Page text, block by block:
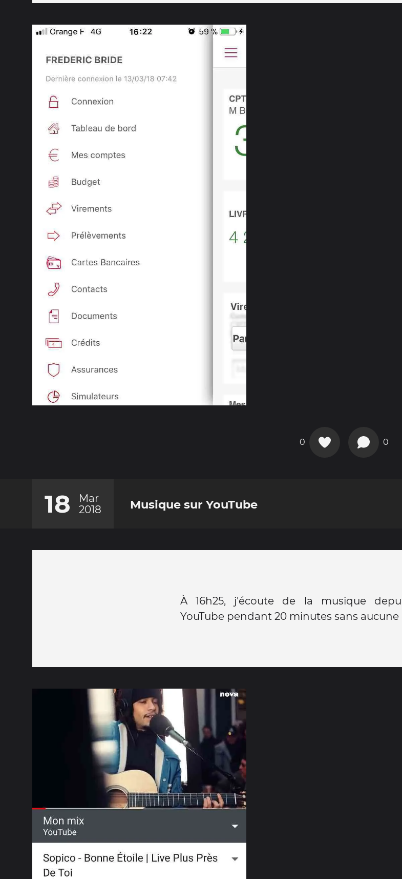
0 0
18
Mar
2018
Musique sur YouTube
À 16h25, j'écoute de la musique
YouTube pendant 20 minutes sans